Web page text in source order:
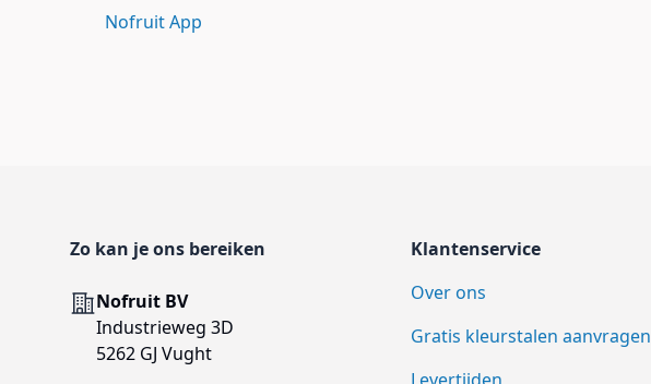
Nofruit App
Zo kan je ons bereiken
AdresNofruit BV
Industrieweg 3D
5262 GJ Vught
Klantenservice
Over ons
Gratis kleurstalen aanvragen